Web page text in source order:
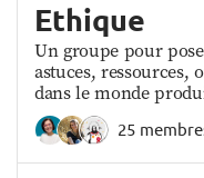
Ethique
Un groupe pour
astuces, ressources,
dans le monde
25